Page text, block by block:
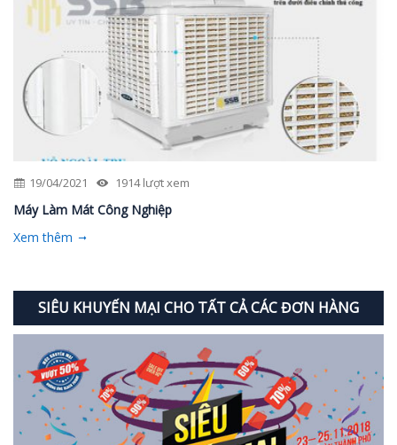
19/04/2021 1914 lượt xem
Máy Làm Mát Công Nghiệp
Xem thêm
SIÊU KHUYẾN MẠI CHO TẤT CẢ CÁC ĐƠN HÀNG